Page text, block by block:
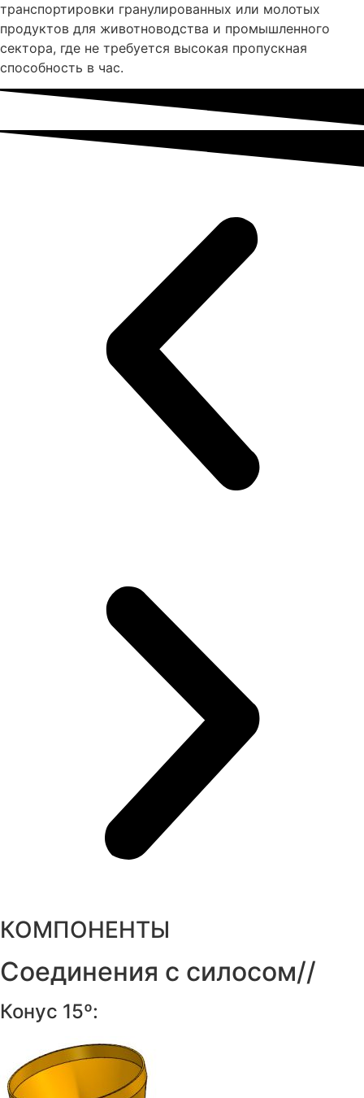
транспортировки гранулированных или молотых
продуктов для животноводства и промышленного
сектора, где не требуется высокая пропускная
способность в час.
КОМПОНЕНТЫ
Соединения с силосом//
Конус 15º: